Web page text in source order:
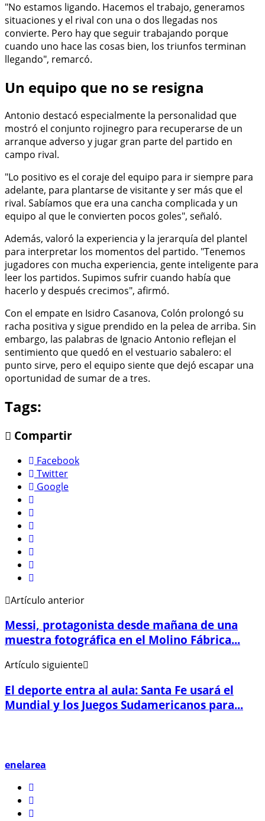
"No estamos ligando. Hacemos el trabajo, generamos
situaciones y el rival con una o dos llegadas nos
convierte. Pero hay que seguir trabajando porque
cuando uno hace las cosas bien, los triunfos terminan
llegando", remarcó.
Un equipo que no se resigna
Antonio destacó especialmente la personalidad que
mostró el conjunto rojinegro para recuperarse de un
arranque adverso y jugar gran parte del partido en
campo rival.
"Lo positivo es el coraje del equipo para ir siempre para
adelante, para plantarse de visitante y ser más que el
rival. Sabíamos que era una cancha complicada y un
equipo al que le convierten pocos goles", señaló.
Además, valoró la experiencia y la jerarquía del plantel
para interpretar los momentos del partido. "Tenemos
jugadores con mucha experiencia, gente inteligente para
leer los partidos. Supimos sufrir cuando había que
hacerlo y después crecimos", afirmó.
Con el empate en Isidro Casanova, Colón prolongó su
racha positiva y sigue prendido en la pelea de arriba. Sin
embargo, las palabras de Ignacio Antonio reflejan el
sentimiento que quedó en el vestuario sabalero: el
punto sirve, pero el equipo siente que dejó escapar una
oportunidad de sumar de a tres.
Tags:
Compartir
Facebook
Twitter
Google
Artículo anterior
Messi, protagonista desde mañana de una
muestra fotográfica en el Molino Fábrica...
Artículo siguiente
El deporte entra al aula: Santa Fe usará el
Mundial y los Juegos Sudamericanos para...
enelarea